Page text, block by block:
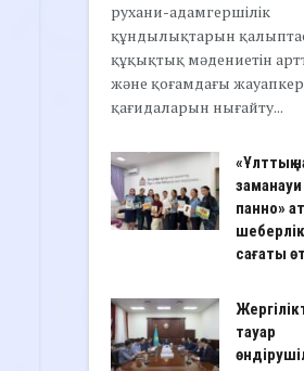
рухани-адамгершілік
құндылықтарын
құқықтық мәдениетін
және қоғамдағы
қағидаларын нығайту...
«Ұлттық
заманауи
панно»
шеберлік
сағаты
тауар